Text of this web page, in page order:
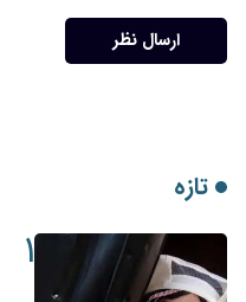
ارسال نظر
تازه
۱